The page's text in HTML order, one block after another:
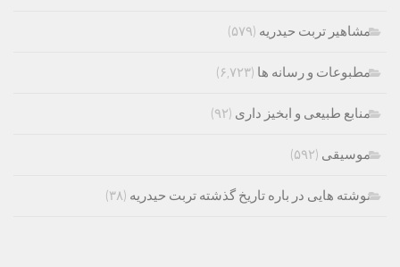
مشاهیر تربت حیدریه (۵۷۹)
مطبوعات و رسانه ها (۶,۷۲۳)
منابع طبیعی و ابخیز داری (۹۲)
موسیقی (۵۹۲)
نوشته هایی در باره تاریخ گذشته تربت حیدریه (۳۸)